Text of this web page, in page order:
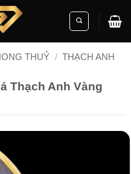
THUỶ / THẠCH ANH
Thạch Anh Vàng